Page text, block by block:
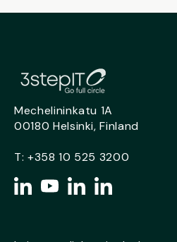
Mechelininkatu 1A
00180 Helsinki, Finland
T: +358 10 525 3200